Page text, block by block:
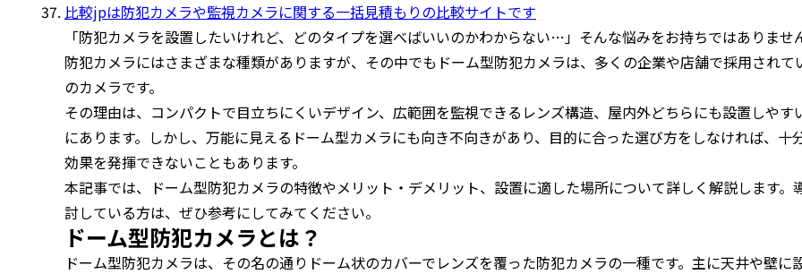
比較jpは防犯カメラや監視カメラに関する一括見積もりの比較サイトです
「防犯カメラを設置したいけれど、どのタイプを選べばいいのかわからない…」そんな悩みをお持ちではありませ
防犯カメラにはさまざまな種類がありますが、その中でもドーム型防犯カメラは、多くの企業や店舗で採用されて
のカメラです。
その理由は、コンパクトで目立ちにくいデザイン、広範囲を監視できるレンズ構造、屋内外どちらにも設置しやす
にあります。しかし、万能に見えるドーム型カメラにも向き不向きがあり、目的に合った選び方をしなければ、十
効果を発揮できないこともあります。
本記事では、ドーム型防犯カメラの特徴やメリット・デメリット、設置に適した場所について詳しく解説します。
討している方は、ぜひ参考にしてみてください。
ドーム型防犯カメラとは？
ドーム型防犯カメラは、その名の通りドーム状のカバーでレンズを覆った防犯カメラの一種です。主に天井や壁に